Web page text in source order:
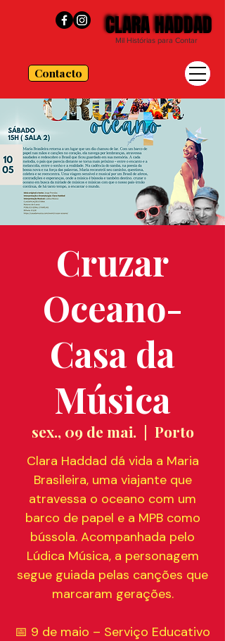
Contacto
CLARA HADDAD
CLARA HADDAD
Mil Histórias para Contar
Cruzar
Oceano-
Casa da
Música
sex., 09 de mai.
  |
Porto
Clara Haddad dá vida a Maria
Brasileira, uma viajante que
atravessa o oceano com um
barco de papel e a MPB como
bússola. Acompanhada pelo
Lúdica Música, a personagem
segue guiada pelas canções que
marcaram gerações.
📅 9 de maio – Serviço Educativo